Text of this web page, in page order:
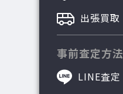
出張買取
事前査定方法
LINE査定